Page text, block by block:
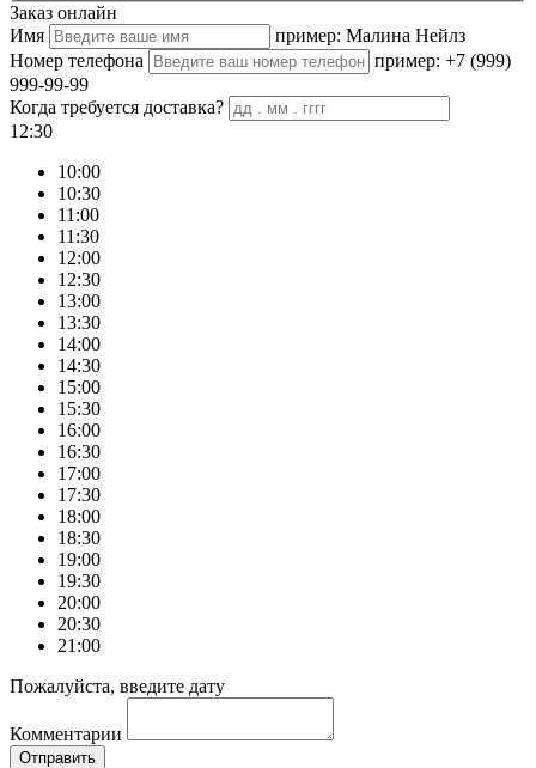
Заказ онлайн
Имя
пример: Малина Нейлз
Номер телефона
пример: +7 (999)
999-99-99
Когда требуется доставка?
12:30
10:00
10:30
11:00
11:30
12:00
12:30
13:00
13:30
14:00
14:30
15:00
15:30
16:00
16:30
17:00
17:30
18:00
18:30
19:00
19:30
20:00
20:30
21:00
Пожалуйста, введите дату
Комментарии
Отправить